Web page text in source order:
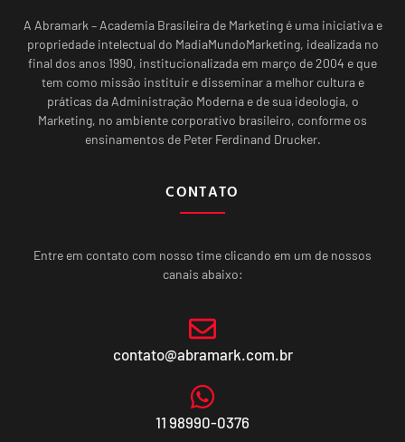
A Abramark – Academia Brasileira de Marketing é uma iniciativa e
propriedade intelectual do MadiaMundoMarketing, idealizada no
final dos anos 1990, institucionalizada em março de 2004 e que
tem como missão instituir e disseminar a melhor cultura e
práticas da Administração Moderna e de sua ideologia, o
Marketing, no ambiente corporativo brasileiro, conforme os
ensinamentos de Peter Ferdinand Drucker.
CONTATO
Entre em contato com nosso time clicando em um de nossos
canais abaixo:
contato@abramark.com.br
11 98990-0376